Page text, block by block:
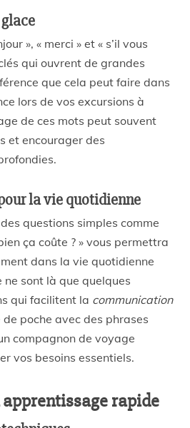
», « merci » et « s’il vous
qui ouvrent de grandes
que cela peut faire dans
lors de vos excursions à
de ces mots peut souvent
et encourager des
la vie quotidienne
questions simples comme
ça coûte ? » vous permettra
dans la vie quotidienne
ne sont là que quelques
qui facilitent la communication
poche avec des phrases
compagnon de voyage
vos besoins essentiels.
rapide